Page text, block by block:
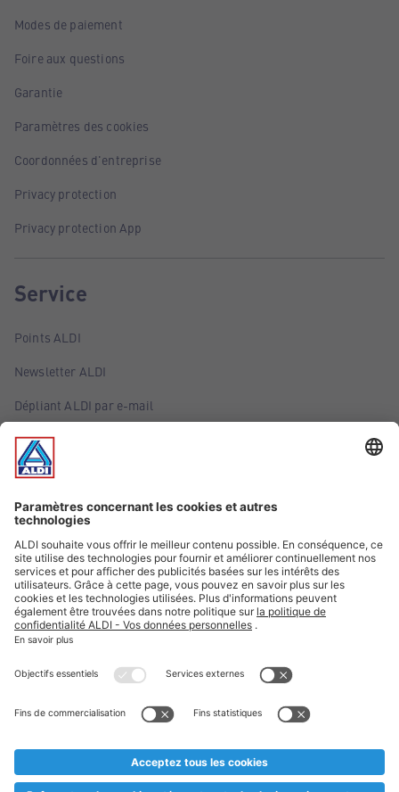
Modes de paiement
Foire aux questions
Garantie
Paramètres des cookies
Coordonnées d'entreprise
Privacy protection
Privacy protection App
Service
Points ALDI
Newsletter ALDI
Dépliant ALDI par e-mail
Offres
Infos essentielles
Suivez ALDI Belgique
Textes marqués d'un astérisque et mentions légales
* Nous vendons ces articles temporairement et jusqu'à
au cas où, malgré le planning bien étudié, nous serions
prématurément en rupture de stock. Prix Recupel et TVA incl.
** Sur ce site, l’utilisation de la forme masculine a été adoptée